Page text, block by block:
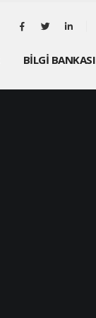
BİLGİ BANKASI